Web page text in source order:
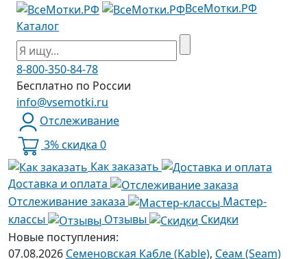
ВсеМотки.РФ
Каталог
8-800-350-84-78
Бесплатно по России
info@vsemotki.ru
Отслеживание
3% скидка 0
Как заказать
Доставка и оплата
Отслеживание заказа
Мастер-
классы
Отзывы
Скидки
Новые поступления:
07.08.2026 Семеновская Кабле (Kable), Сеам (Seam)